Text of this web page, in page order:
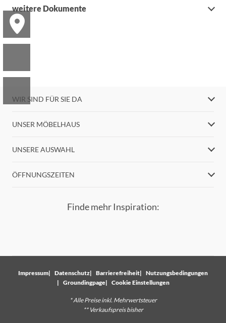
weitere Dokumente
WIR SIND FÜR SIE DA
UNSER MÖBELHAUS
UNSERE AUSWAHL
ÖFFNUNGSZEITEN
Finde mehr Inspiration:
Impressum Datenschutz Barrierefreiheit
Nutzungsbedingungen
Groundingpage
Cookie Einstellungen
* Alle Preise inkl. Mehrwertsteuer
** Verkaufspreis bisher